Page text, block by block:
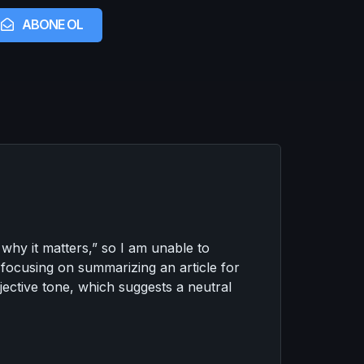
ABONE OL
it matters,” so I am unable to
on summarizing an article for
tone, which suggests a neutral